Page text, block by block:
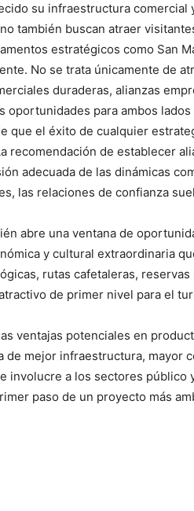
su infraestructura comercial
también buscan atraer
estratégicos como San
No se trata únicamente de
duraderas, alianzas
oportunidades para ambos
que el éxito de cualquier
recomendación de establecer
adecuada de las dinámicas
las relaciones de confianza
abre una ventana de
y cultural extraordinaria
rutas cafetaleras,
de primer nivel para el
ventajas potenciales en
de mejor infraestructura, mayor
involucre a los sectores público
paso de un proyecto más